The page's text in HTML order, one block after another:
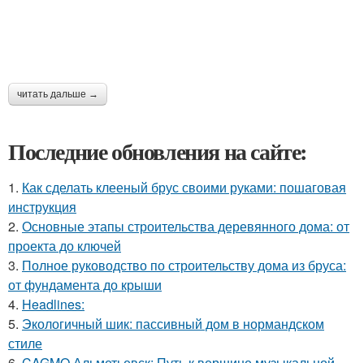
читать дальше →
Последние обновления на сайте:
1. Как сделать клееный брус своими руками: пошаговая
инструкция
2. Основные этапы строительства деревянного дома: от
проекта до ключей
3. Полное руководство по строительству дома из бруса:
от фундамента до крыши
4. Headlines:
5. Экологичный шик: пассивный дом в нормандском
стиле